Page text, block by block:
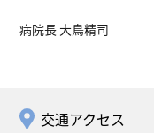
病院長 大鳥精司
交通アクセス